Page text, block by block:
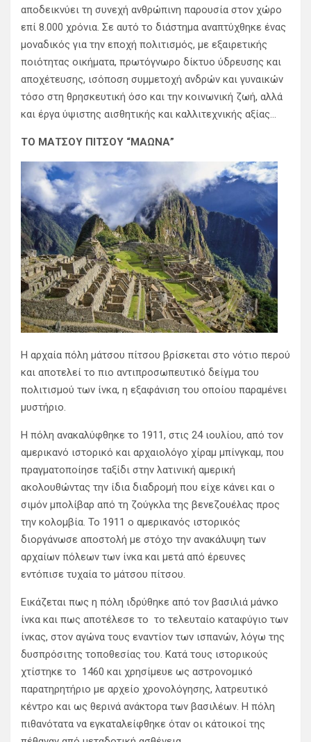
αποδεικνύει τη συνεχή ανθρώπινη παρουσία στον χώρο
επί 8.000 χρόνια. Σε αυτό το διάστημα αναπτύχθηκε ένας
μοναδικός για την εποχή πολιτισμός, με εξαιρετικής
ποιότητας οικήματα, πρωτόγνωρο δίκτυο ύδρευσης και
αποχέτευσης, ισόποση συμμετοχή ανδρών και γυναικών
τόσο στη θρησκευτική όσο και την κοινωνική ζωή, αλλά
και έργα ύψιστης αισθητικής και καλλιτεχνικής αξίας…
ΤΟ ΜΑΤΣΟΥ ΠΙΤΣΟΥ “ΜΑΩΝΑ”
Η αρχαία πόλη μάτσου πίτσου βρίσκεται στο νότιο περού
και αποτελεί το πιο αντιπροσωπευτικό δείγμα του
πολιτισμού των ίνκα, η εξαφάνιση του οποίου παραμένει
μυστήριο.
Η πόλη ανακαλύφθηκε το 1911, στις 24 ιουλίου, από τον
αμερικανό ιστορικό και αρχαιολόγο χίραμ μπίνγκαμ, που
πραγματοποίησε ταξίδι στην λατινική αμερική
ακολουθώντας την ίδια διαδρομή που είχε κάνει και ο
σιμόν μπολίβαρ από τη ζούγκλα της βενεζουέλας προς
την κολομβία. Το 1911 ο αμερικανός ιστορικός
διοργάνωσε αποστολή με στόχο την ανακάλυψη των
αρχαίων πόλεων των ίνκα και μετά από έρευνες
εντόπισε τυχαία το μάτσου πίτσου.
Εικάζεται πως η πόλη ιδρύθηκε από τον βασιλιά μάνκο
ίνκα και πως αποτέλεσε το το τελευταίο καταφύγιο των
ίνκας, στον αγώνα τους εναντίον των ισπανών, λόγω της
δυσπρόσιτης τοποθεσίας του. Κατά τους ιστορικούς
χτίστηκε το 1460 και χρησίμευε ως αστρονομικό
παρατηρητήριο με αρχείο χρονολόγησης, λατρευτικό
κέντρο και ως θερινά ανάκτορα των βασιλέων. Η πόλη
πιθανότατα να εγκαταλείφθηκε όταν οι κάτοικοί της